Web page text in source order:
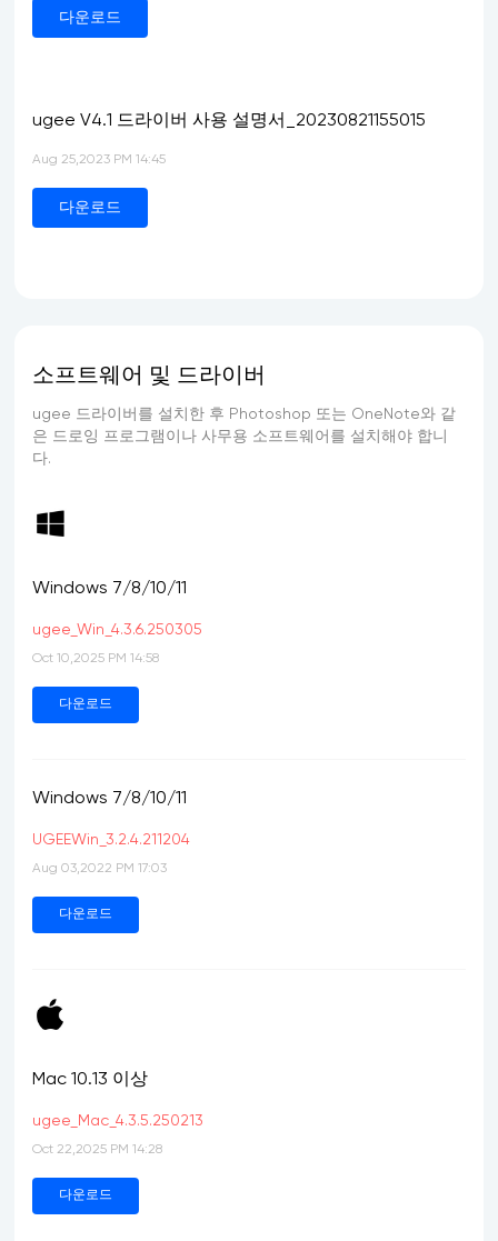
다운로드
ugee V4.1 드라이버 사용 설명서_20230821155015
Aug 25,2023 PM 14:45
다운로드
소프트웨어 및 드라이버
ugee 드라이버를 설치한 후 Photoshop 또는 OneNote와 같
은 드로잉 프로그램이나 사무용 소프트웨어를 설치해야 합니
다.
Windows 7/8/10/11
ugee_Win_4.3.6.250305
Oct 10,2025 PM 14:58
다운로드
Windows 7/8/10/11
UGEEWin_3.2.4.211204
Aug 03,2022 PM 17:03
다운로드
Mac 10.13 이상
ugee_Mac_4.3.5.250213
Oct 22,2025 PM 14:28
다운로드